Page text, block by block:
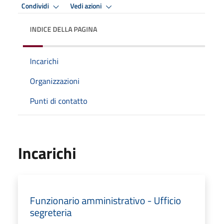
Condividi Vedi azioni
INDICE DELLA PAGINA
Incarichi
Organizzazioni
Punti di contatto
Incarichi
Funzionario amministrativo - Ufficio
segreteria